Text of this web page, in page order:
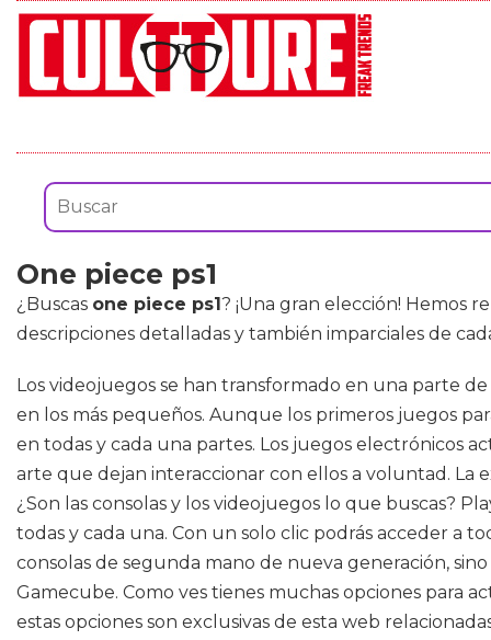
One piece ps1
¿Buscas one piece ps1? ¡Una gran elección! Hemos
descripciones detalladas y también imparciales de
Los videojuegos se han transformado en una parte
en los más pequeños. Aunque los primeros juegos
en todas y cada una partes. Los juegos electrónicos
arte que dejan interaccionar con ellos a voluntad. La
¿Son las consolas y los videojuegos lo que buscas?
todas y cada una. Con un solo clic podrás acceder a
consolas de segunda mano de nueva generación,
Gamecube. Como ves tienes muchas opciones para
estas opciones son exclusivas de esta web